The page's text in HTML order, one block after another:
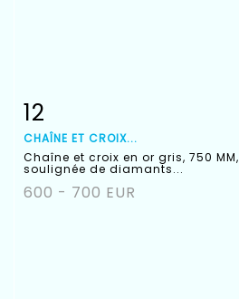
Fiche détaillée
12
CHAÎNE ET CROIX...
Chaîne et croix en or gris, 750 MM,
soulignée de diamants...
600 - 700 EUR